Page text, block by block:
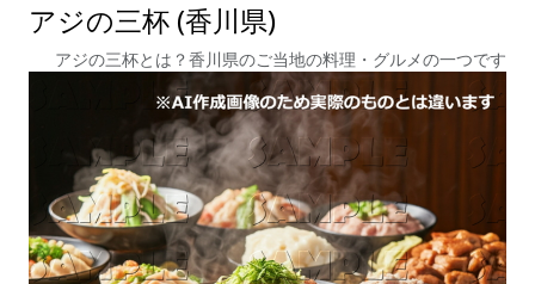
アジの三杯 (香川県)
アジの三杯とは？香川県のご当地の料理・グルメの一つです